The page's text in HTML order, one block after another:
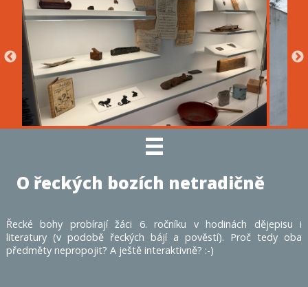
O řeckých bozích netradičně
Řecké bohy probírají žáci 6. ročníku v hodinách dějepisu i
literatury (v podobě řeckých bájí a pověstí). Proč tedy oba
předměty nepropojit? A ještě interaktivně? :-)